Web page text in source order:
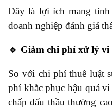
Đây là lợi ích mang tính
doanh nghiệp đánh giá
🔹 Giảm chi phí xử lý
So với chi phí thuê luật
phí khắc phục hậu quả
chấp đấu thầu thường